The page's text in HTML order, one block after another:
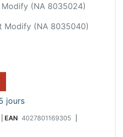
(NA 8035024)
Modify (NA 8035040)
jours
EAN 4027801169305